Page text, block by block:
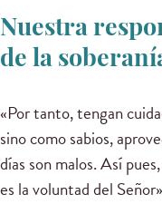
Nuestra
de la
«Por tanto, tengan
sino como sabios,
días son malos. Así
es la voluntad del